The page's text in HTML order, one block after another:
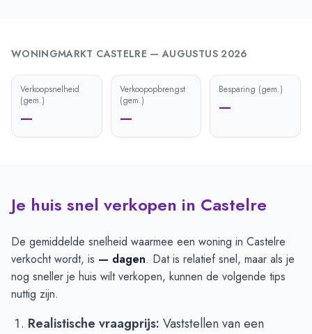
WONINGMARKT CASTELRE —AUGUSTUS 2026
Verkoopsnelheid
(gem.)
—
Verkoopopbrengst
(gem.)
—
Besparing (gem.)
—
Je huis snel verkopen in Castelre
De gemiddelde snelheid waarmee een woning in Castelre
verkocht wordt, is — dagen. Dat is relatief snel, maar als je
nog sneller je huis wilt verkopen, kunnen de volgende tips
nuttig zijn.
Realistische vraagprijs: Vaststellen van een